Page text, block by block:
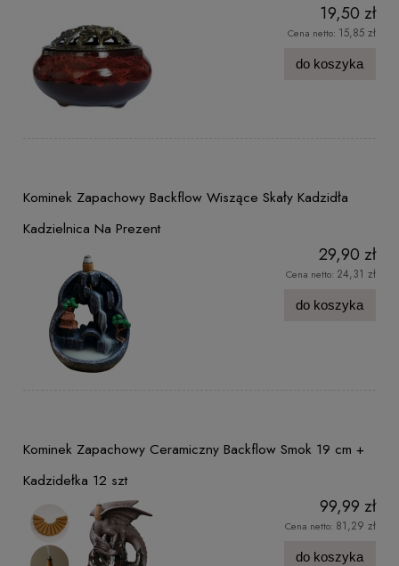
19,50 zł
Cena netto: 15,85 zł
do koszyka
Kominek Zapachowy Backflow Wiszące Skały Kadzidła
Kadzielnica Na Prezent
29,90 zł
Cena netto: 24,31 zł
do koszyka
Kominek Zapachowy Ceramiczny Backflow Smok 19 cm +
Kadzidełka 12 szt
99,99 zł
Cena netto: 81,29 zł
do koszyka